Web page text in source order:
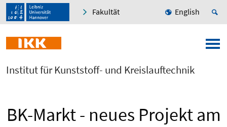
Fakultät English
Institut für Kunststoff- und Kreislauftechnik
BK-Markt - neues Projekt am